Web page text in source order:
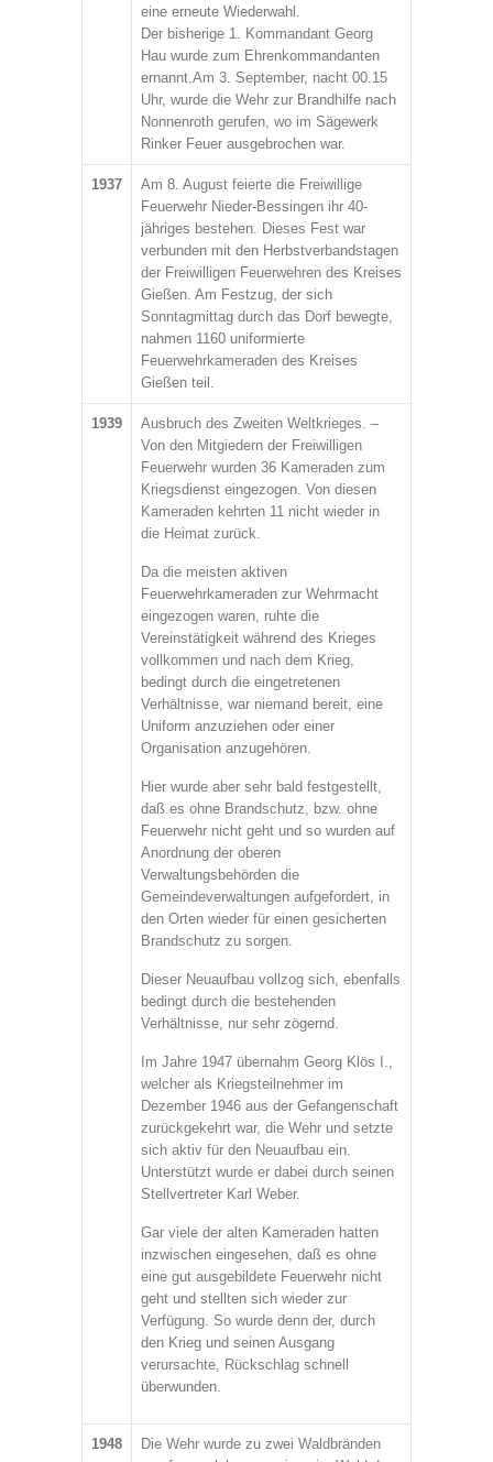
eine erneute Wiederwahl.
Der bisherige 1. Kommandant Georg
Hau wurde zum Ehrenkommandanten
ernannt.Am 3. September, nacht 00.15
Uhr, wurde die Wehr zur Brandhilfe nach
Nonnenroth gerufen, wo im Sägewerk
Rinker Feuer ausgebrochen war.
1937
Am 8. August feierte die Freiwillige
Feuerwehr Nieder-Bessingen ihr 40-
jähriges bestehen. Dieses Fest war
verbunden mit den Herbstverbandstagen
der Freiwilligen Feuerwehren des Kreises
Gießen. Am Festzug, der sich
Sonntagmittag durch das Dorf bewegte,
nahmen 1160 uniformierte
Feuerwehrkameraden des Kreises
Gießen teil.
1939
Ausbruch des Zweiten Weltkrieges. –
Von den Mitgiedern der Freiwilligen
Feuerwehr wurden 36 Kameraden zum
Kriegsdienst eingezogen. Von diesen
Kameraden kehrten 11 nicht wieder in
die Heimat zurück.
Da die meisten aktiven
Feuerwehrkameraden zur Wehrmacht
eingezogen waren, ruhte die
Vereinstätigkeit während des Krieges
vollkommen und nach dem Krieg,
bedingt durch die eingetretenen
Verhältnisse, war niemand bereit, eine
Uniform anzuziehen oder einer
Organisation anzugehören.
Hier wurde aber sehr bald festgestellt,
daß es ohne Brandschutz, bzw. ohne
Feuerwehr nicht geht und so wurden auf
Anordnung der oberen
Verwaltungsbehörden die
Gemeindeverwaltungen aufgefordert, in
den Orten wieder für einen gesicherten
Brandschutz zu sorgen.
Dieser Neuaufbau vollzog sich, ebenfalls
bedingt durch die bestehenden
Verhältnisse, nur sehr zögernd.
Im Jahre 1947 übernahm Georg Klös I.,
welcher als Kriegsteilnehmer im
Dezember 1946 aus der Gefangenschaft
zurückgekehrt war, die Wehr und setzte
sich aktiv für den Neuaufbau ein.
Unterstützt wurde er dabei durch seinen
Stellvertreter Karl Weber.
Gar viele der alten Kameraden hatten
inzwischen eingesehen, daß es ohne
eine gut ausgebildete Feuerwehr nicht
geht und stellten sich wieder zur
Verfügung. So wurde denn der, durch
den Krieg und seinen Ausgang
verursachte, Rückschlag schnell
überwunden.
1948
Die Wehr wurde zu zwei Waldbränden